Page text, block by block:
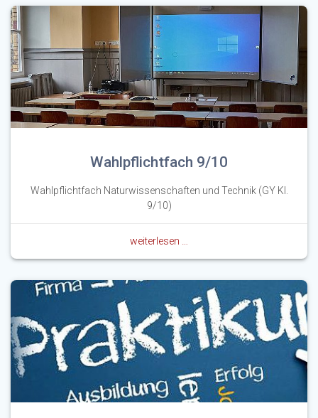
Wahlpflichtfach 9/10
Wahlpflichtfach Naturwissenschaften und Technik (GY Kl.
9/10)
weiterlesen …